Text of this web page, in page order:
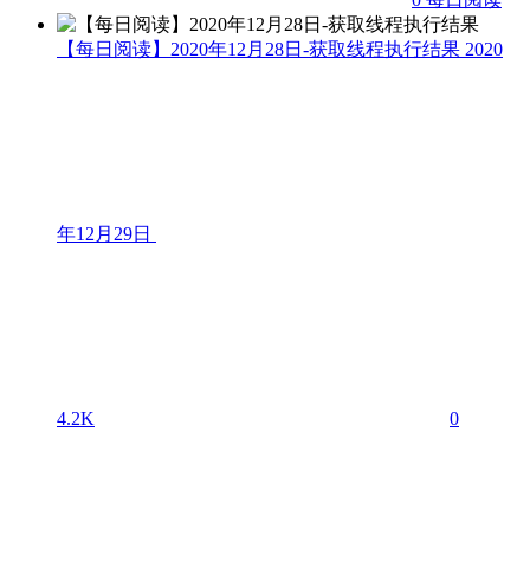
【每日阅读】2020年12月28日-获取线程执行结果 2020
年12月29日
4.2K 0